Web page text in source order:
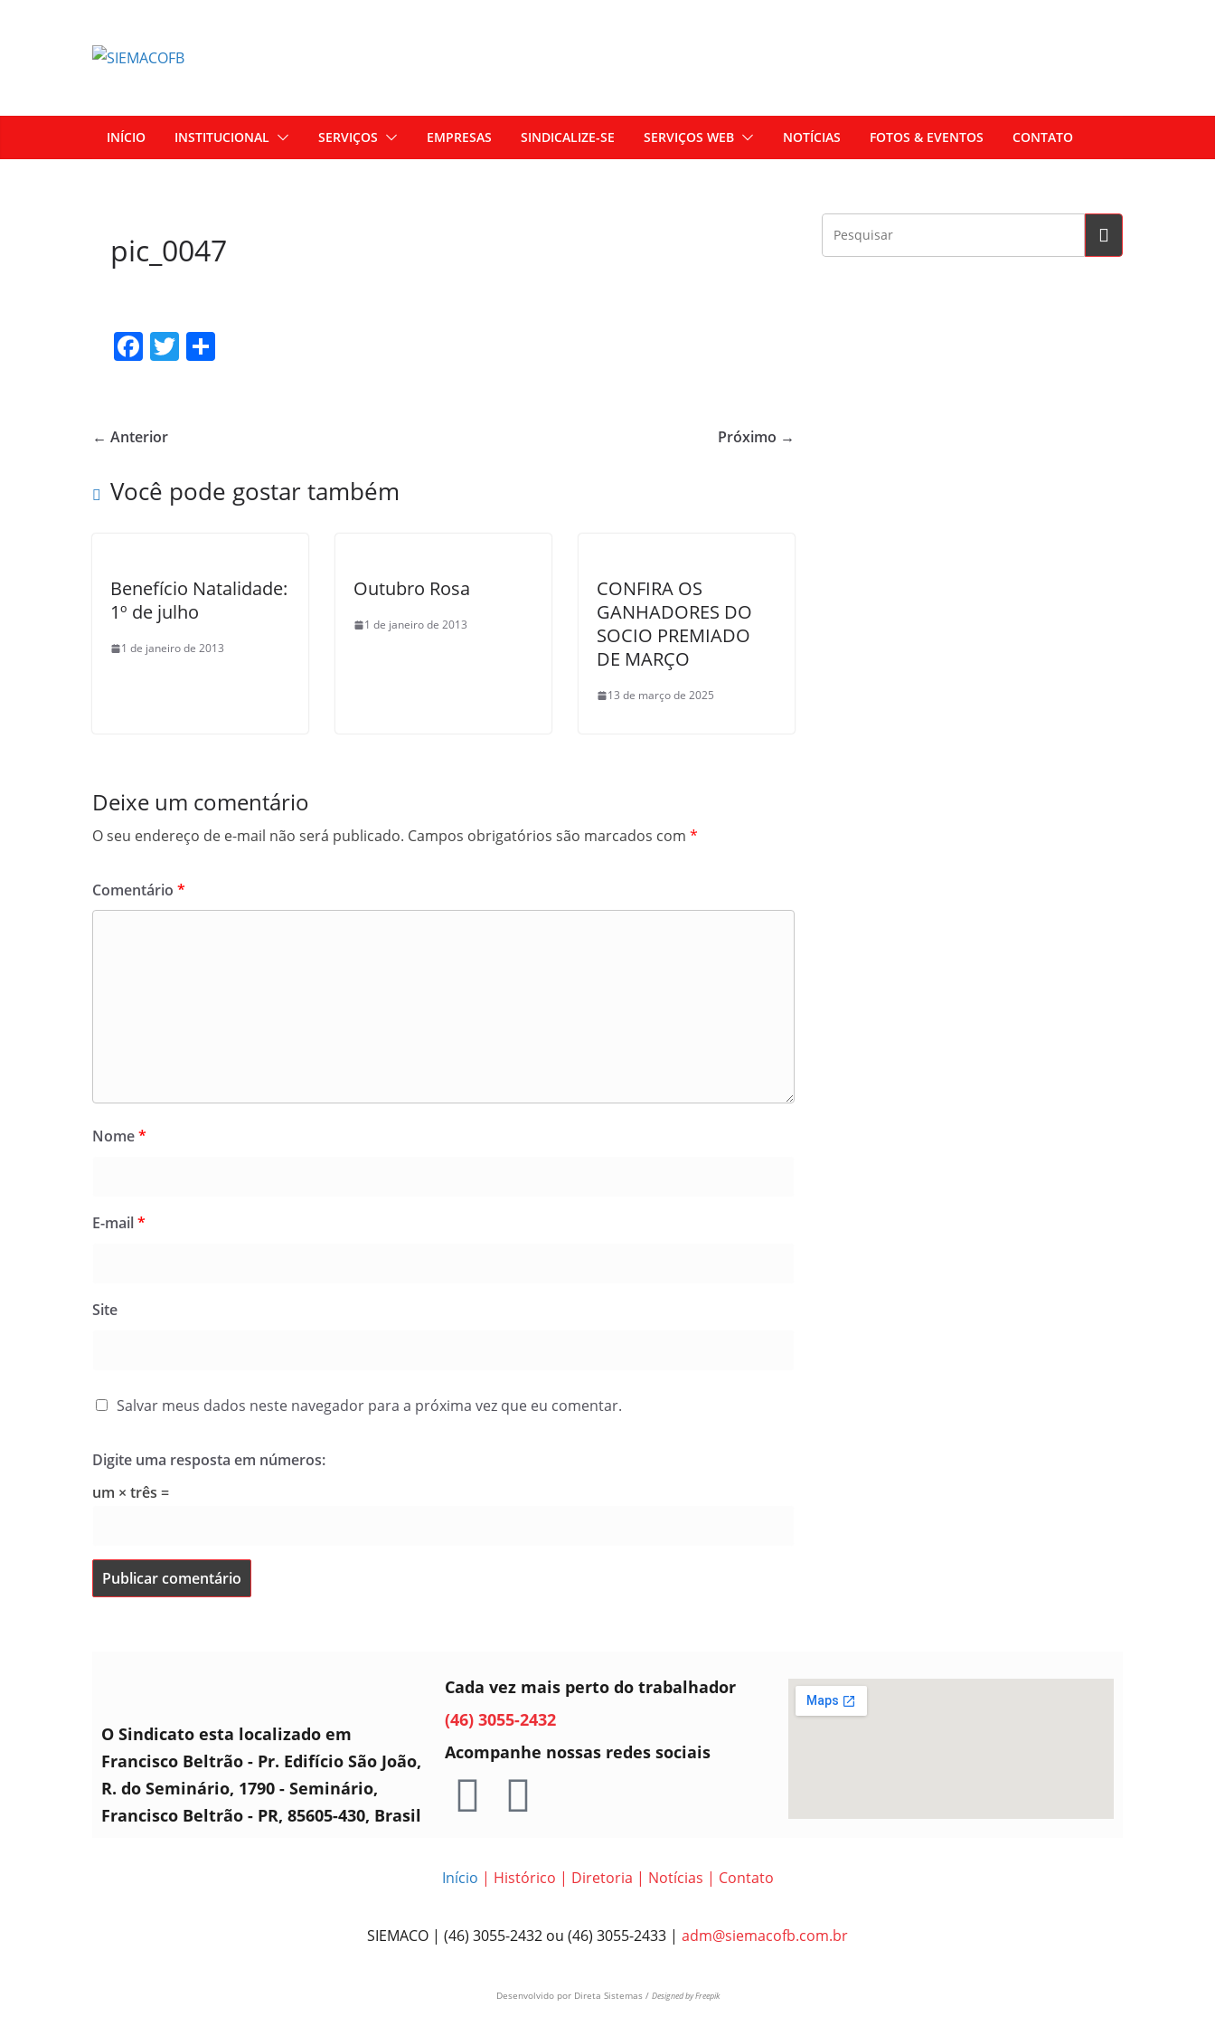
INÍCIO INSTITUCIONAL SERVIÇOS EMPRESAS SINDICALIZE-SE SERVIÇOS WEB NOTÍCIAS FOTOS & EVENTOS CONTATO
pic_0047
F
e
o
T
← Anterior Próximo →
Você pode gostar também
Benefício Natalidade:
1º de julho
1 de janeiro de 2013
Outubro Rosa
1 de janeiro de 2013
CONFIRA OS
GANHADORES DO
SOCIO PREMIADO
DE MARÇO
13 de março de 2025
Deixe um comentário
O seu endereço de e-mail não será publicado. Campos obrigatórios são marcados com *
Comentário *
Nome*
E-mail*
Site
Salvar meus dados neste navegador para a próxima vez que eu comentar.
Digite uma resposta em números:
um × três =
O Sindicato esta localizado em
Francisco Beltrão - Pr. Edifício São João,
R. do Seminário, 1790 - Seminário,
Francisco Beltrão - PR, 85605-430, Brasil
Cada vez mais perto do trabalhador
(46) 3055-2432
Acompanhe nossas redes sociais
Início | Histórico | Diretoria | Notícias | Contato
SIEMACO | (46) 3055-2432 ou (46) 3055-2433 | adm@siemacofb.com.br
Desenvolvido por Direta Sistemas / Designed by Freepik